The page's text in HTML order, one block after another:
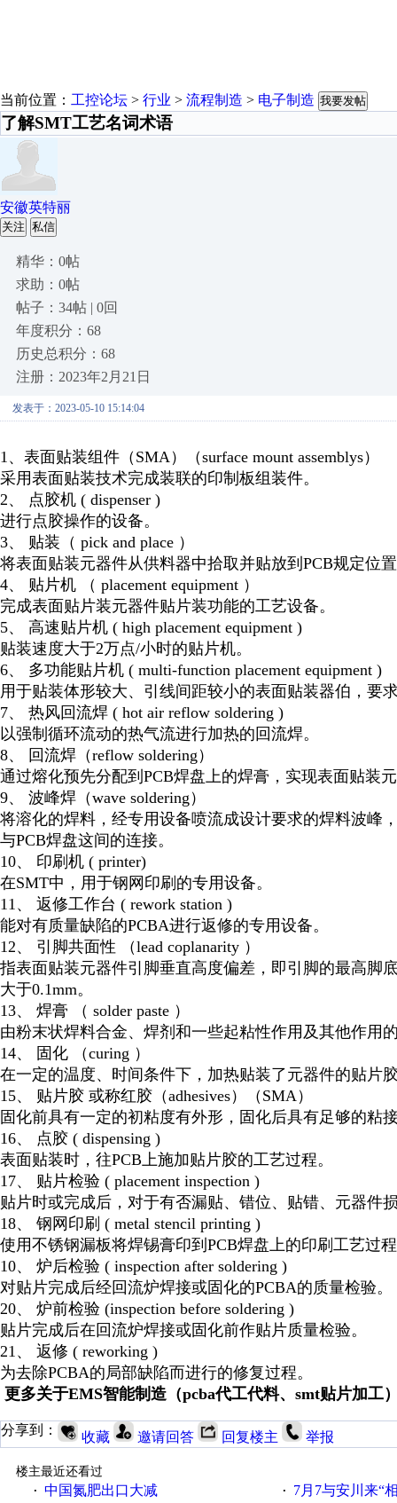
当前位置： 工控论坛 > 行业 > 流程制造 > 电子制造 我要发帖
了解SMT工艺名词术语
安徽英特丽
关注 私信
精华：0帖
求助：0帖
帖子：34帖 | 0回
年度积分：68
历史总积分：68
注册：2023年2月21日
发表于：2023-05-10 15:14:04
1、表面贴装组件（SMA）（surface mount assemblys）
采用表面贴装技术完成装联的印制板组装件。
2、 点胶机 ( dispenser )
进行点胶操作的设备。
3、 贴装（ pick and place ）
将表面贴装元器件从供料器中拾取并贴放到PCB规定位
4、 贴片机 （ placement equipment ）
完成表面贴片装元器件贴片装功能的工艺设备。
5、 高速贴片机 ( high placement equipment )
贴装速度大于2万点/小时的贴片机。
6、 多功能贴片机 ( multi-function placement equipment )
用于贴装体形较大、引线间距较小的表面贴装器伯，要
7、 热风回流焊 ( hot air reflow soldering )
以强制循环流动的热气流进行加热的回流焊。
8、 回流焊（reflow soldering）
通过熔化预先分配到PCB焊盘上的焊膏，实现表面贴装
9、 波峰焊（wave soldering）
将溶化的焊料，经专用设备喷流成设计要求的焊料波峰
与PCB焊盘这间的连接。
10、 印刷机 ( printer)
在SMT中，用于钢网印刷的专用设备。
11、 返修工作台 ( rework station )
能对有质量缺陷的PCBA进行返修的专用设备。
12、 引脚共面性 （lead coplanarity ）
指表面贴装元器件引脚垂直高度偏差，即引脚的最高脚
大于0.1mm。
13、 焊膏 （ solder paste ）
由粉末状焊料合金、焊剂和一些起粘性作用及其他作用
14、 固化 （curing ）
在一定的温度、时间条件下，加热贴装了元器件的贴片
15、 贴片胶 或称红胶（adhesives）（SMA）
固化前具有一定的初粘度有外形，固化后具有足够的粘
16、 点胶 ( dispensing )
表面贴装时，往PCB上施加贴片胶的工艺过程。
17、 贴片检验 ( placement inspection )
贴片时或完成后，对于有否漏贴、错位、贴错、元器件
18、 钢网印刷 ( metal stencil printing )
使用不锈钢漏板将焊锡膏印到PCB焊盘上的印刷工艺过
10、 炉后检验 ( inspection after soldering )
对贴片完成后经回流炉焊接或固化的PCBA的质量检验。
20、 炉前检验 (inspection before soldering )
贴片完成后在回流炉焊接或固化前作贴片质量检验。
21、 返修 ( reworking )
为去除PCBA的局部缺陷而进行的修复过程。
更多关于EMS智能制造（pcba代工代料、smt贴片加工
分享到： 收藏 邀请回答 回复楼主 举报
楼主最近还看过
· 中国氮肥出口大减 · 7月7与安川来“